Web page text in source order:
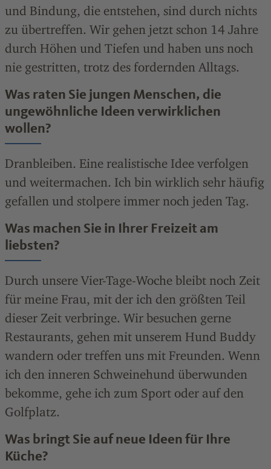
und Bindung, die entstehen, sind durch nichts
zu übertreffen. Wir gehen jetzt schon 14 Jahre
durch Höhen und Tiefen und haben uns noch
nie gestritten, trotz des fordernden Alltags.
Was raten Sie jungen Menschen, die
ungewöhnliche Ideen verwirklichen
wollen?
Dranbleiben. Eine realistische Idee verfolgen
und weitermachen. Ich bin wirklich sehr häufig
gefallen und stolpere immer noch jeden Tag.
Was machen Sie in Ihrer Freizeit am
liebsten?
Durch unsere Vier-Tage-Woche bleibt noch Zeit
für meine Frau, mit der ich den größten Teil
dieser Zeit verbringe. Wir besuchen gerne
Restaurants, gehen mit unserem Hund Buddy
wandern oder treffen uns mit Freunden. Wenn
ich den inneren Schweinehund überwunden
bekomme, gehe ich zum Sport oder auf den
Golfplatz.
Was bringt Sie auf neue Ideen für Ihre
Küche?